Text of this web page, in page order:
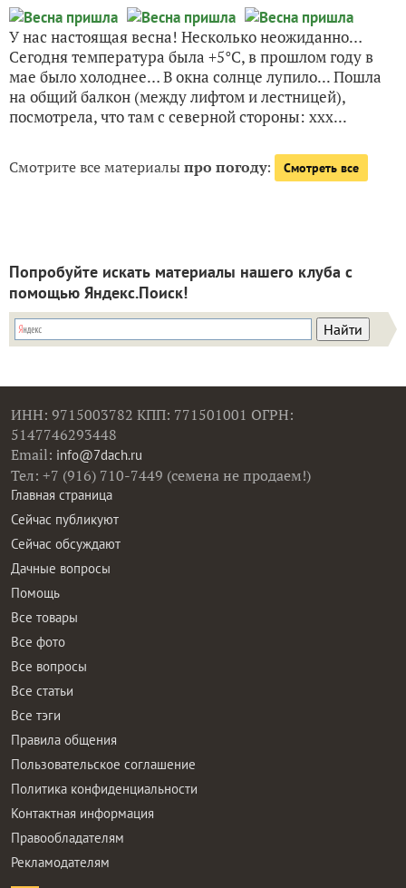
У нас настоящая весна! Несколько неожиданно…
Сегодня температура была +5°C, в прошлом году в
мае было холоднее… В окна солнце лупило... Пошла
на общий балкон (между лифтом и лестницей),
посмотрела, что там с северной стороны: ххх...
Смотрите все материалыпро погоду: Смотреть все
Попробуйте искать материалы нашего клуба с
помощью Яндекс.Поиск!
ИНН: 9715003782 КПП: 771501001 ОГРН:
5147746293448
Email: info@7dach.ru
Тел: +7 (916) 710-7449 (семена не продаем!)
Главная страница
Сейчас публикуют
Сейчас обсуждают
Дачные вопросы
Помощь
Все товары
Все фото
Все вопросы
Все статьи
Все тэги
Правила общения
Пользовательское соглашение
Политика конфиденциальности
Контактная информация
Правообладателям
Рекламодателям